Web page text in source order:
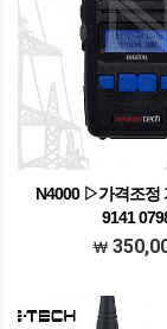
N4000 ▷가격조정
9141
가격조정가능 문